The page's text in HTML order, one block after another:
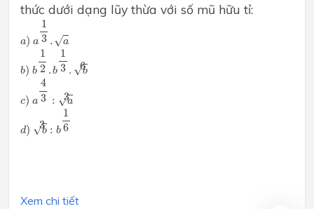
thức dưới dạng lũy thừa với số mũ hữu tỉ:
a) a
1
3 . √a
1
b) b
1
2 . b
1
3 . 6
√b
b) b1 2 b1
c) a
4
3 : 3
√a
) 4
d) 3
√b : b
1
6
d) b b 16
Xem chi tiết